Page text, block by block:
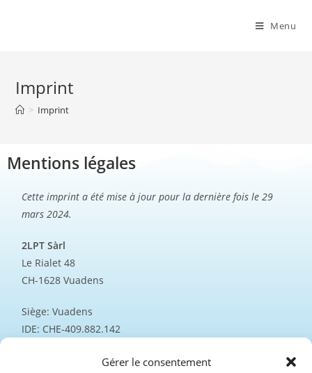
Gérer le consentement
Menu
Imprint
> Imprint
Mentions légales
Cette imprint a été mise à jour pour la dernière fois le 29
mars 2024.
2LPT Sàrl
Le Rialet 48
CH-1628 Vuadens
Siège: Vuadens
IDE: CHE-409.882.142
Registre du commerce compétent: Canton de Fribourg